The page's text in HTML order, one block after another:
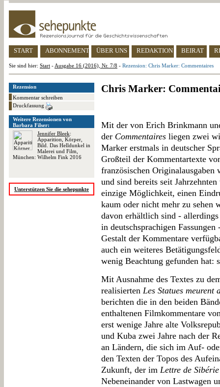
START ABONNEMENT ÜBER UNS REDAKTION BEIRAT
Sie sind hier: Start - Ausgabe 16 (2016), Nr. 7/8 - Rezension: Chris Marker: Commentaires
Rezension
Kommentar schreiben
Druckfassung
Weitere Rezensionen von
Barbara Filser:
Jennifer Bleek:
Apparition, Körper,
Bild. Das Helldunkel in
Malerei und Film,
München: Wilhelm Fink 2016
Unterstützen Sie die sehepunkte
Chris Marker:
Mit der von Erich Brinkmann
der Commentaires liegen zwei
Marker erstmals in deutscher
Großteil der Kommentartexte
französischen
und sind bereits seit
einzige Möglichkeit, einen
kaum oder nicht mehr zu sehen
davon erhältlich sind -
in deutschsprachigen
Gestalt der Kommentare
auch ein weiteres
wenig Beachtung gefunden
Mit Ausnahme des Textes zu
realisierten Les Statues meurent
berichten die in den beiden
enthaltenen Filmkommentare
erst wenige Jahre alte
und Kuba zwei Jahre nach der
an Ländern, die sich im Auf-
den Texten der Topos des
Zukunft, der im Lettre de Sibérie
Nebeneinander von Lastwagen